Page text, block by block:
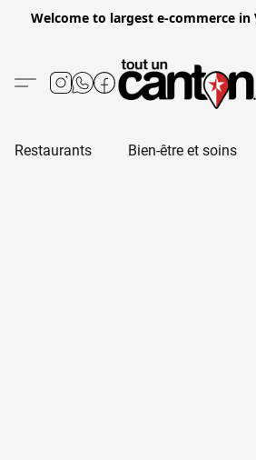
Welcome to largest e-commerce in
Restaurants Bien-être et soins